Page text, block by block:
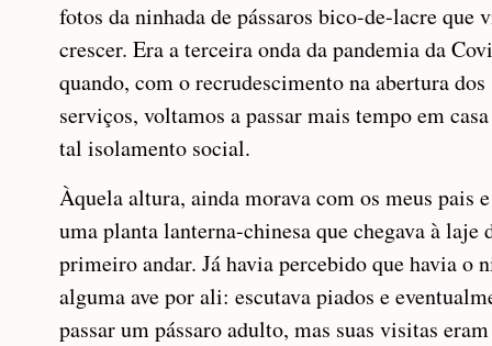
fotos da ninhada de pássaros bico-de-lacre que
crescer. Era a terceira onda da pandemia da
quando, com o recrudescimento na abertura dos
serviços, voltamos a passar mais tempo em
tal isolamento social.
Àquela altura, ainda morava com os meus pais
uma planta lanterna-chinesa que chegava à laje
primeiro andar. Já havia percebido que havia o
alguma ave por ali: escutava piados e
passar um pássaro adulto, mas suas visitas